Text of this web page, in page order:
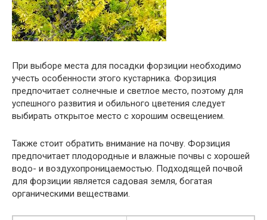
При выборе места для посадки форзиции необходимо
учесть особенности этого кустарника. Форзиция
предпочитает солнечные и светлое место, поэтому для
успешного развития и обильного цветения следует
выбирать открытое место с хорошим освещением.
Также стоит обратить внимание на почву. Форзиция
предпочитает плодородные и влажные почвы с хорошей
водо- и воздухопроницаемостью. Подходящей почвой
для форзиции является садовая земля, богатая
органическими веществами.